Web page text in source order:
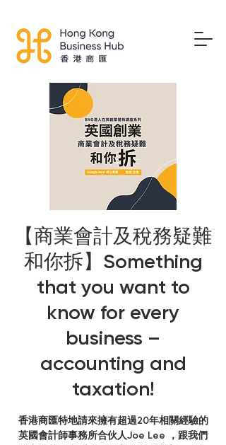
【商業會計及稅務疑難
和你拆】Something
that you want to
know for every
business –
accounting and
taxation!
香港商匯特地請來擁有超過20年相關經驗的
英國會計師事務所合伙人Joe Lee ，跟我們